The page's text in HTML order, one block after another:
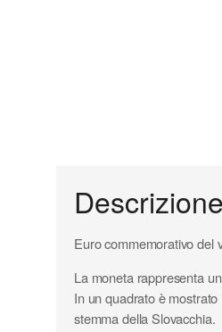
Descrizione
Euro commemorativo del
La moneta rappresenta
In un quadrato è
stemma della Slovacchia.